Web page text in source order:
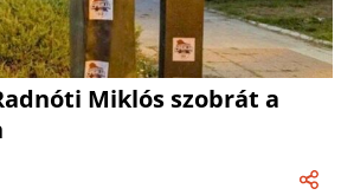
Miklós szobrát a